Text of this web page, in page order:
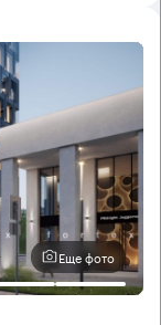
Еще фото